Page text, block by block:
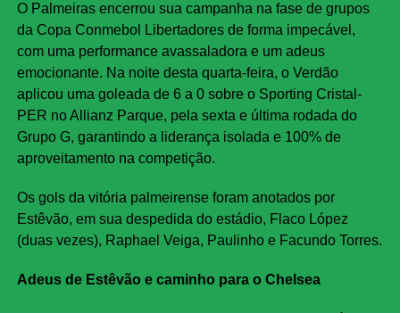
Share
O Palmeiras encerrou sua campanha na fase de grupos
da Copa Conmebol Libertadores de forma impecável,
com uma performance avassaladora e um adeus
emocionante. Na noite desta quarta-feira, o Verdão
aplicou uma goleada de 6 a 0 sobre o Sporting Cristal-
PER no Allianz Parque, pela sexta e última rodada do
Grupo G, garantindo a liderança isolada e 100% de
aproveitamento na competição.
Os gols da vitória palmeirense foram anotados por
Estêvão, em sua despedida do estádio, Flaco López
(duas vezes), Raphael Veiga, Paulinho e Facundo Torres.
Adeus de Estêvão e caminho para o Chelsea